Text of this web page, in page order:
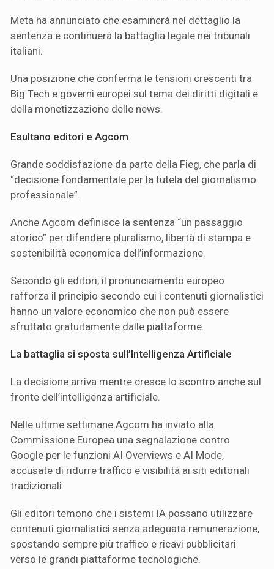
Meta ha annunciato che esaminerà nel dettaglio la
sentenza e continuerà la battaglia legale nei tribunali
italiani.
Una posizione che conferma le tensioni crescenti tra
Big Tech e governi europei sul tema dei diritti digitali e
della monetizzazione delle news.
Esultano editori e Agcom
Grande soddisfazione da parte della Fieg, che parla di
“decisione fondamentale per la tutela del giornalismo
professionale”.
Anche Agcom definisce la sentenza “un passaggio
storico” per difendere pluralismo, libertà di stampa e
sostenibilità economica dell’informazione.
Secondo gli editori, il pronunciamento europeo
rafforza il principio secondo cui i contenuti giornalistici
hanno un valore economico che non può essere
sfruttato gratuitamente dalle piattaforme.
La battaglia si sposta sull’Intelligenza Artificiale
La decisione arriva mentre cresce lo scontro anche sul
fronte dell’intelligenza artificiale.
Nelle ultime settimane Agcom ha inviato alla
Commissione Europea una segnalazione contro
Google per le funzioni AI Overviews e AI Mode,
accusate di ridurre traffico e visibilità ai siti editoriali
tradizionali.
Gli editori temono che i sistemi IA possano utilizzare
contenuti giornalistici senza adeguata remunerazione,
spostando sempre più traffico e ricavi pubblicitari
verso le grandi piattaforme tecnologiche.